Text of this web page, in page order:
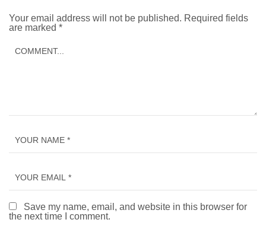
Your email address will not be published. Required fields
are marked *
Save my name, email, and website in this browser for
the next time I comment.